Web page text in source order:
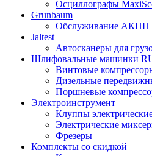
Осциллографы
Grunbaum
Обслуживание АКПП
Jaltest
Автосканеры для
Шлифовальные машинки
Винтовые
Дизельные
Поршневые
Электроинструмент
Клуппы
Электрические
Фрезеры
Комплекты со скидкой